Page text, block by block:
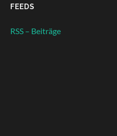
FEEDS
RSS – Beiträge